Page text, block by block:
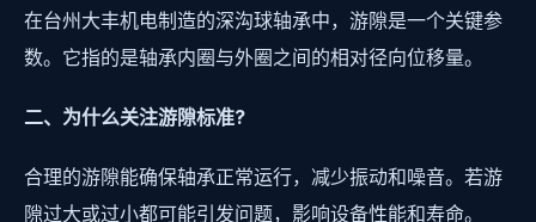
在台州大丰机电制造的深沟球轴承中，游隙是一个关键参
数。它指的是轴承内圈与外圈之间的相对径向位移量。
二、为什么关注游隙标准?
合理的游隙能确保轴承正常运行，减少振动和噪音。若游
隙过大或过小都可能引发问题，影响设备性能和寿命。